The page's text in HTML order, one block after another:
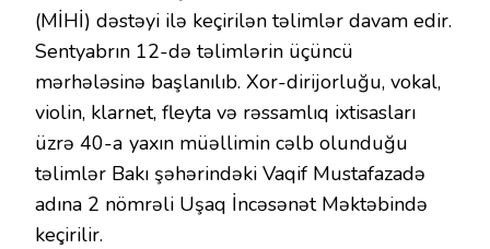
(MİHİ) dəstəyi ilə keçirilən təlimlər davam edir.
Sentyabrın 12-də təlimlərin üçüncü
mərhələsinə başlanılıb. Xor-dirijorluğu, vokal,
violin, klarnet, fleyta və rəssamlıq ixtisasları
üzrə 40-а yaxın müəllimin cəlb olunduğu
təlimlər Bakı şəhərindəki Vaqif Mustafazadə
adına 2 nömrəli Uşaq İncəsənət Məktəbində
keçirilir.